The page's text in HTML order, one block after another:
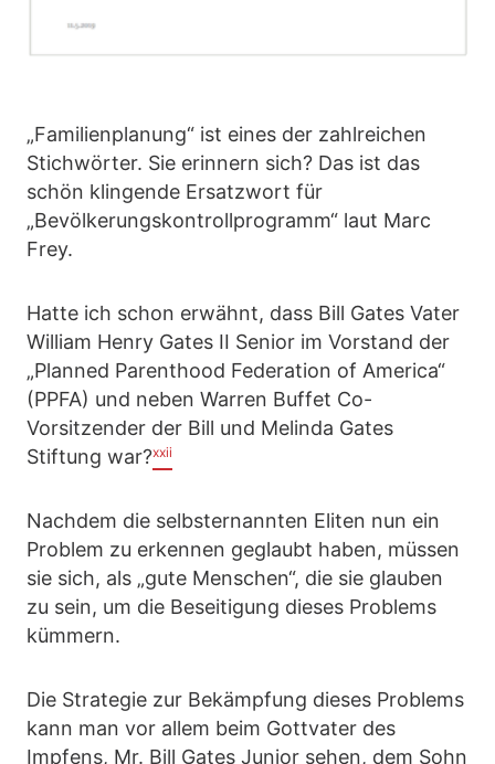
„Familienplanung“ ist eines der zahlreichen
Stichwörter. Sie erinnern sich? Das ist das
schön klingende Ersatzwort für
„Bevölkerungskontrollprogramm“ laut Marc
Frey.
Hatte ich schon erwähnt, dass Bill Gates Vater
William Henry Gates II Senior im Vorstand der
„Planned Parenthood Federation of America“
(PPFA) und neben Warren Buffet Co-
Vorsitzender der Bill und Melinda Gates
Stiftung war?xxii
Nachdem die selbsternannten Eliten nun ein
Problem zu erkennen geglaubt haben, müssen
sie sich, als „gute Menschen“, die sie glauben
zu sein, um die Beseitigung dieses Problems
kümmern.
Die Strategie zur Bekämpfung dieses Problems
kann man vor allem beim Gottvater des
Impfens, Mr. Bill Gates Junior sehen, dem Sohn